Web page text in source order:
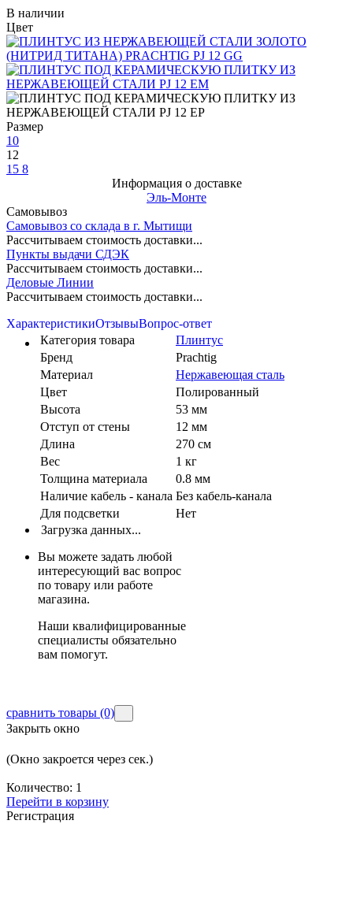
В наличии
Цвет
Размер
10
12
15 8
Информация о доставке
Эль-Монте
Самовывоз
Самовывоз со склада в г. Мытищи
Рассчитываем стоимость доставки...
Пункты выдачи СДЭК
Рассчитываем стоимость доставки...
Деловые Линии
Рассчитываем стоимость доставки...
ХарактеристикиОтзывыВопрос-ответ
Категория товара
Плинтус
Бренд
Prachtig
Материал
Нержавеющая сталь
Цвет
Полированный
Высота
53 мм
Отступ от стены
12 мм
Длина
270 см
Вес
1 кг
Толщина материала
0.8 мм
Наличие кабель - канала Без кабель-канала
Для подсветки
Нет
Загрузка данных...
Вы можете задать любой
интересующий вас вопрос
по товару или работе
магазина.
Наши квалифицированные
специалисты обязательно
вам помогут.
сравнить товары (0)
Закрыть окно
(Окно закроется через сек.)
Количество: 1
Перейти в корзину
Регистрация